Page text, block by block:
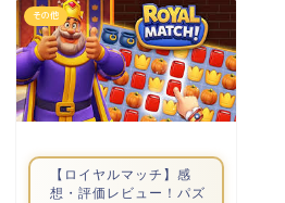
その他
【ロイヤルマッチ】感
想・評価レビュー！パズ